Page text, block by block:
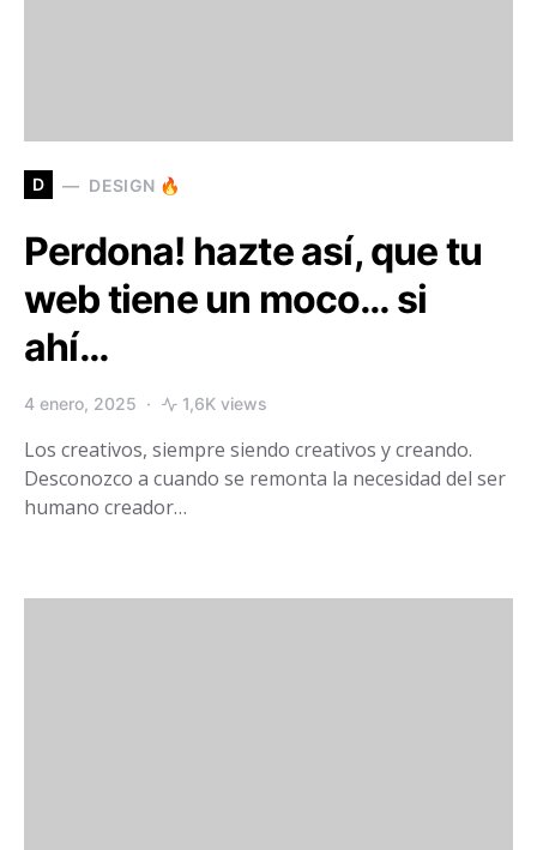
D DESIGN 🔥
Perdona! hazte así, que tu
web tiene un moco… si
ahí…
4 enero, 2025 1,6K views
Los creativos, siempre siendo creativos y creando.
Desconozco a cuando se remonta la necesidad del ser
humano creador…